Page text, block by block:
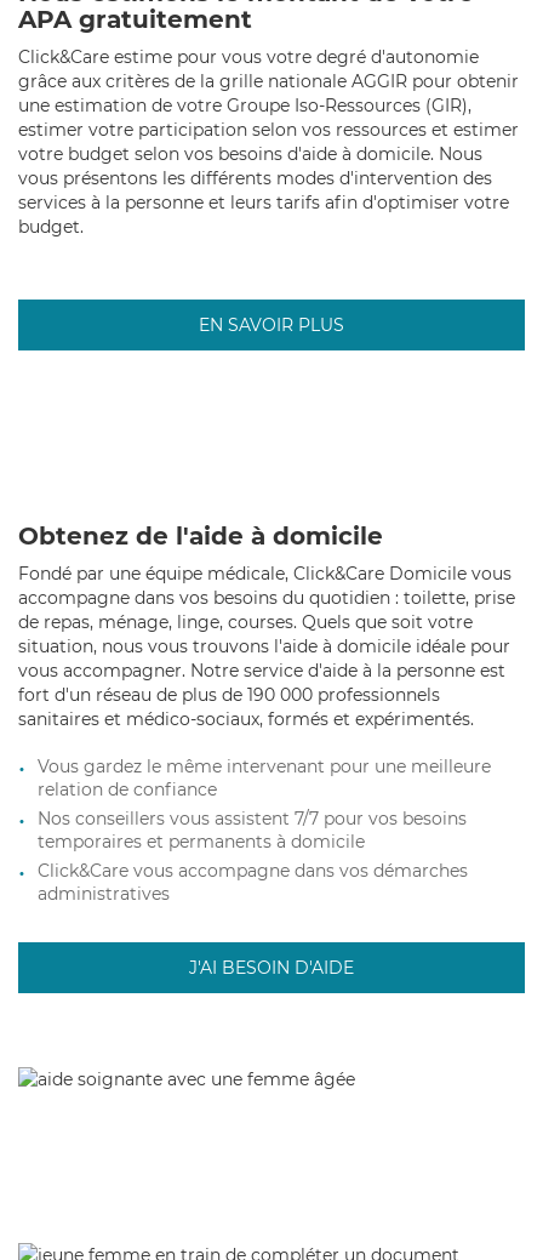
APA gratuitement
Click&Care estime pour vous votre degré d'autonomie
grâce aux critères de la grille nationale AGGIR pour obtenir
une estimation de votre Groupe Iso-Ressources (GIR),
estimer votre participation selon vos ressources et estimer
votre budget selon vos besoins d'aide à domicile. Nous
vous présentons les différents modes d'intervention des
services à la personne et leurs tarifs afin d'optimiser votre
budget.
EN SAVOIR PLUS
Obtenez de l'aide à domicile
Fondé par une équipe médicale, Click&Care Domicile vous
accompagne dans vos besoins du quotidien : toilette, prise
de repas, ménage, linge, courses. Quels que soit votre
situation, nous vous trouvons l'aide à domicile idéale pour
vous accompagner. Notre service d'aide à la personne est
fort d'un réseau de plus de 190 000 professionnels
sanitaires et médico-sociaux, formés et expérimentés.
Vous gardez le même intervenant pour une meilleure
relation de confiance
Nos conseillers vous assistent 7/7 pour vos besoins
temporaires et permanents à domicile
Click&Care vous accompagne dans vos démarches
administratives
J'AI BESOIN D'AIDE